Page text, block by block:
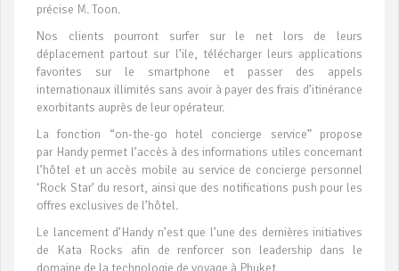
précise M. Toon.
Nos clients pourront surfer sur le net lors de leurs
déplacement partout sur l’ile, télécharger leurs applications
favorites sur le smartphone et passer des appels
internationaux illimités sans avoir à payer des frais d’itinérance
exorbitants auprès de leur opérateur.
La fonction “on-the-go hotel concierge service” propose
par Handy permet l’accès à des informations utiles concernant
l’hôtel et un accès mobile au service de concierge personnel
‘Rock Star’ du resort, ainsi que des notifications push pour les
offres exclusives de l’hôtel.
Le lancement d’Handy n’est que l’une des dernières initiatives
de Kata Rocks afin de renforcer son leadership dans le
domaine de la technologie de voyage à Phuket.